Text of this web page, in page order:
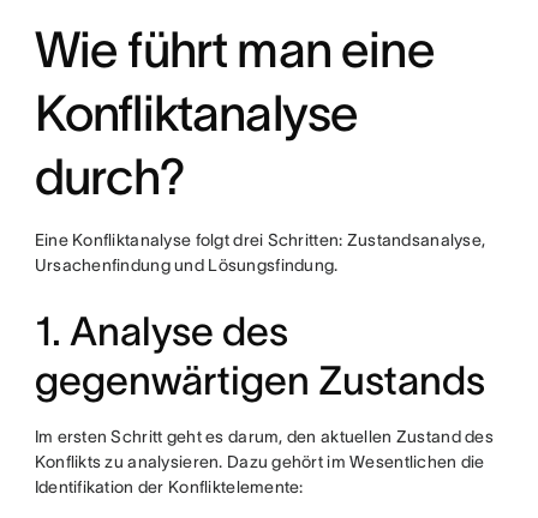
Wie führt man eine
Konfliktanalyse
durch?
Eine Konfliktanalyse folgt drei Schritten: Zustandsanalyse,
Ursachenfindung und Lösungsfindung.
1. Analyse des
gegenwärtigen Zustands
Im ersten Schritt geht es darum, den aktuellen Zustand des
Konflikts zu analysieren. Dazu gehört im Wesentlichen die
Identifikation der Konfliktelemente: